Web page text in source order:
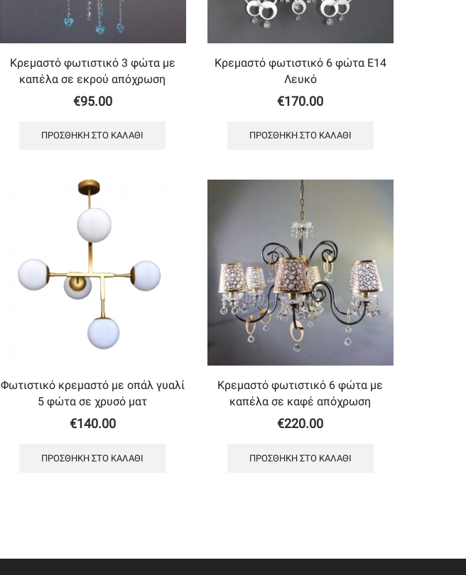
Κρεμαστό φωτιστικό 3 φώτα με
καπέλα σε εκρού απόχρωση
€95.00
ΠΡΟΣΘΉΚΗ ΣΤΟ ΚΑΛΆΘΙ
Κρεμαστό φωτιστικό 6 φώτα Ε14
Λευκό
€170.00
ΠΡΟΣΘΉΚΗ ΣΤΟ ΚΑΛΆΘΙ
Φωτιστικό κρεμαστό με oπάλ γυαλί
5 φώτα σε χρυσό ματ
€140.00
ΠΡΟΣΘΉΚΗ ΣΤΟ ΚΑΛΆΘΙ
Κρεμαστό φωτιστικό 6 φώτα με
καπέλα σε καφέ απόχρωση
€220.00
ΠΡΟΣΘΉΚΗ ΣΤΟ ΚΑΛΆΘΙ